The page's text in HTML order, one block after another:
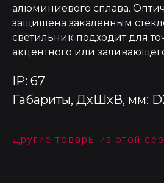
алюминиевого сплава.
защищена закаленным
светильник подходит для
акцентного или
IP: 67
Габариты, ДхШхВ, мм:
Другие товары из этой